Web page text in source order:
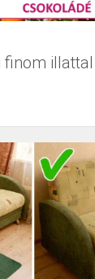
finom illattal